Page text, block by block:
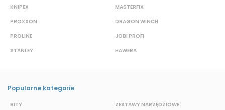
KNIPEX
PROXXON
PROLINE
STANLEY
MASTERFIX
DRAGON WINCH
JOBI PROFI
HAWERA
Popularne kategorie
BITY
ZESTAWY NARZĘDZIOWE